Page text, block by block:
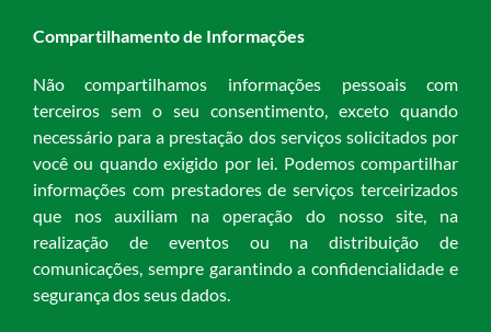
Compartilhamento de Informações
Não compartilhamos informações pessoais com
terceiros sem o seu consentimento, exceto quando
necessário para a prestação dos serviços solicitados por
você ou quando exigido por lei. Podemos compartilhar
informações com prestadores de serviços terceirizados
que nos auxiliam na operação do nosso site, na
realização de eventos ou na distribuição de
comunicações, sempre garantindo a confidencialidade e
segurança dos seus dados.